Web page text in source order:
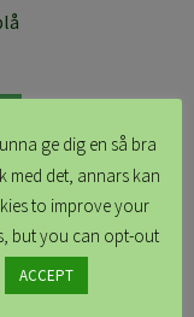
ge dig en så bra
med det, annars kan
to improve your
but you can opt-out
ACCEPT